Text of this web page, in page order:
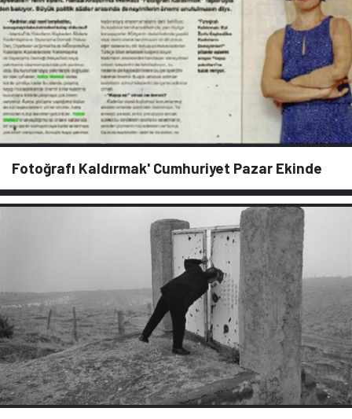
Fotoğrafı Kaldırmak' Cumhuriyet Pazar Ekinde